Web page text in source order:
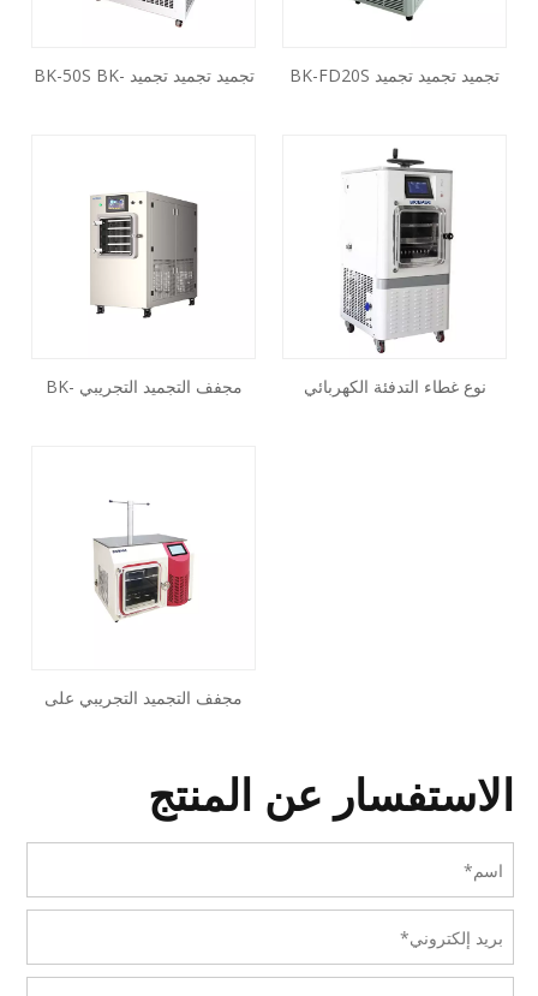
تجميد تجميد تجميد BK-50S BK-
تجميد تجميد تجميد BK-FD20S
مجفف التجميد التجريبي BK-
نوع غطاء التدفئة الكهربائي
مجفف التجميد التجريبي على
FD10EPTالاستفسار عن المنتج